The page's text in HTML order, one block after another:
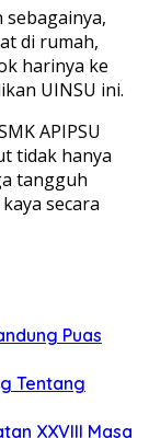
di rumah,
harinya ke
UINSU ini.
APIPSU
tidak hanya
tangguh
secara
Puas
Tentang
XXVIII Masa